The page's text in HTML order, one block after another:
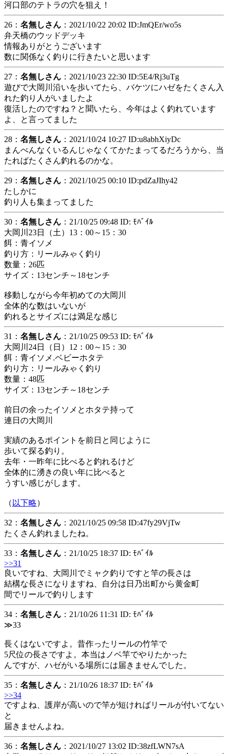
河口部のテトラの穴を狙え！
26： 名無しさん ：2021/10/22 20:02 ID:JmQEr/wo5s
弁天橋のウッドデッキ
情報ありがとうございます
数に関係なく釣りに行きたいと思います
27： 名無しさん ：2021/10/23 22:30 ID:5E4/Rj3uTg
遊びで大岡川沿いを歩いてたら、バケツにハゼをたくさん入
れた釣り人がいましたよ
復活したのですね？と聞いたら、今年はよく釣れています
よ、と言ってました
28： 名無しさん ：2021/10/24 10:27 ID:u8abhXiyDc
まんべんなくいるんじゃなくてかたまってるだろうから、当
たればたくさん釣れるのかな。
29： 名無しさん ：2021/10/25 00:10 ID:pdZaJIhy42
たしかに
釣り人も集まってました
30： 名無しさん ：21/10/25 09:48 ID: ﾓﾊﾞｲﾙ
大岡川23日（土）13：00～15：30
餌：青イソメ
釣り方：リールみゃく釣り
数量：26匹
サイズ：13センチ～18センチ
移動しながら今年初めての大岡川
全体的な数はいないが
釣れるとサイズには満足な感じ
31： 名無しさん ：21/10/25 09:53 ID: ﾓﾊﾞｲﾙ
大岡川24日（日）12：00～15：30
餌：青イソメ.ベビーホタテ
釣り方：リールみゃく釣り
数量：48匹
サイズ：13センチ～18センチ
前日の余ったイソメとホタテ持って
連日の大岡川
実績のあるポイントを前日と同じように
歩いて探る釣り。
去年・一昨年に比べると釣れるけど
全体的に湧きの良い年に比べると
うすい感じがします。
（ 以下略）
32： 名無しさん ：2021/10/25 09:58 ID:47fy29VjTw
たくさん釣れましたね。
33： 名無しさん ：21/10/25 18:37 ID: ﾓﾊﾞｲﾙ
>>31
良いですね、大岡川でミャク釣りですと竿の長さは
結構な長さになりますね、自分は日乃出町から黄金町
間でリールで釣りします
34： 名無しさん ：21/10/26 11:31 ID: ﾓﾊﾞｲﾙ
≫33
長くはないですよ。昔作ったリールの竹竿で
5尺位の長さですよ。本当はノベ竿でやりたかった
んですが、ハゼがいる場所には届きませんでした。
35： 名無しさん ：21/10/26 18:37 ID: ﾓﾊﾞｲﾙ
>>34
ですよね、護岸が高いので竿が短ければリールが付いてない
と
届きませんよね。
36： 名無しさん ：2021/10/27 13:02 ID:38zfLWN7sA